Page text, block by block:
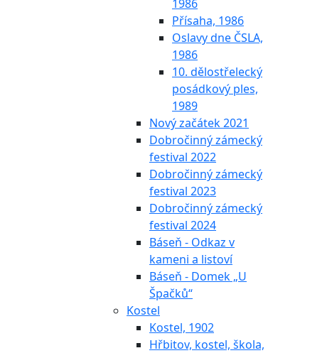
1986
Přísaha, 1986
Oslavy dne ČSLA,
1986
10. dělostřelecký
posádkový ples,
1989
Nový začátek 2021
Dobročinný zámecký
festival 2022
Dobročinný zámecký
festival 2023
Dobročinný zámecký
festival 2024
Báseň - Odkaz v
kameni a listoví
Báseň - Domek „U
Špačků“
Kostel
Kostel, 1902
Hřbitov, kostel, škola,